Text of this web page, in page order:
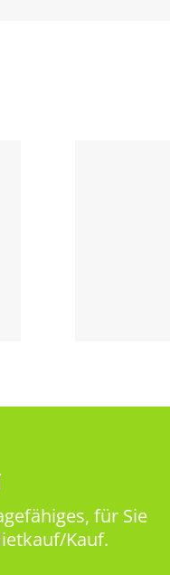
für Sie
Kauf.